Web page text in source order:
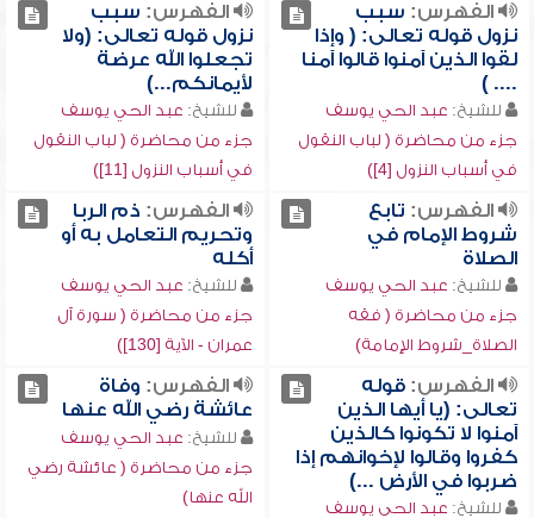
الفهرس: سبب
نزول قوله تعالى: ( وإذا
لقوا الذين آمنوا قالوا آمنا
.... )
للشيخ: عبد الحي يوسف
جزء من محاضرة ( لباب النقول
في أسباب النزول [4])
الفهرس: سبب
نزول قوله تعالى: (ولا
تجعلوا الله عرضة
لأيمانكم...)
للشيخ: عبد الحي يوسف
جزء من محاضرة ( لباب النقول
في أسباب النزول [11])
الفهرس: تابع
شروط الإمام في
الصلاة
للشيخ: عبد الحي يوسف
جزء من محاضرة ( فقه
الصلاة_شروط الإمامة)
الفهرس: ذم الربا
وتحريم التعامل به أو
أكله
للشيخ: عبد الحي يوسف
جزء من محاضرة ( سورة آل
عمران - الآية [130])
الفهرس:قوله
تعالى: (يا أيها الذين
آمنوا لا تكونوا كالذين
كفروا وقالوا لإخوانهم إذا
ضربوا في الأرض ...)
للشيخ: عبد الحي يوسف
الفهرس: وفاة
عائشة رضي الله عنها
للشيخ: عبد الحي يوسف
جزء من محاضرة ( عائشة رضي
الله عنها)